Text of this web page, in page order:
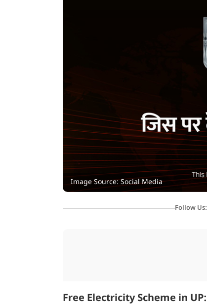
Image Source: Social Media
Follow Us:
Free Electricity Scheme in UP: